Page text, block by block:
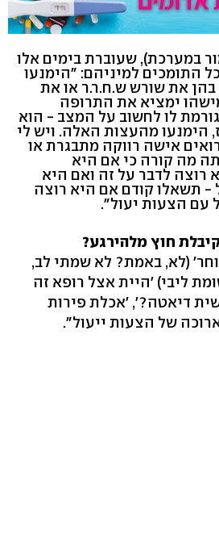
במערכת), שעוברת בימים אלו
התומכים למיניהם: "הימנעו
את שורש ש.ח.ר.ר או את
ימציא את התרופה
לו לחשוב על המצב - הוא
הימנעו מהעצות האלה. ויש לי
אישה רווקה מתבגרת או
מה קורה כי אם היא
רוצה לדבר על זה ואם היא
תשאלו קודם אם היא רוצה
עם הצעות יעול".
חוץ מלהירגע?
(לא, באמת? לא שמתי לב,
ליבי) 'היית אצל רופא זה
דיאטה?', 'אכלת פירות
של הצעות ייעול".